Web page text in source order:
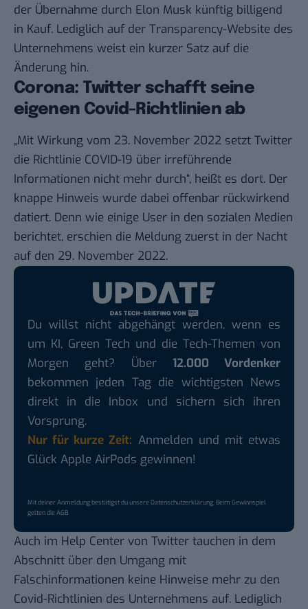
der Übernahme durch Elon Musk künftig billigend
in Kauf. Lediglich auf der Transparency-Website des
Unternehmens weist ein kurzer Satz auf die
Änderung hin.
Corona: Twitter schafft seine
eigenen Covid-Richtlinien ab
„Mit Wirkung vom 23. November 2022 setzt Twitter
die Richtlinie COVID-19 über irreführende
Informationen nicht mehr durch“, heißt es dort. Der
knappe Hinweis wurde dabei offenbar rückwirkend
datiert. Denn wie einige User in den sozialen Medien
berichtet, erschien die Meldung zuerst in der Nacht
auf den 29. November 2022.
Du willst nicht abgehängt werden, wenn es
um KI, Green Tech und die Tech-Themen von
Morgen geht? Über 12.000 Vordenker
bekommen jeden Tag die wichtigsten News
direkt in die Inbox und sichern sich ihren
Vorsprung.
Nur für kurze Zeit: Anmelden und mit etwas
Glück Apple AirPods gewinnen!
Mit deiner Anmeldung bestätigst du unsereDatenschutzerklärung. Beim Gewinnspiel
gelten dieAGB.
Auch im Help Center von Twitter tauchen in dem
Abschnitt über den Umgang mit
Falschinformationen keine Hinweise mehr zu den
Covid-Richtlinien des Unternehmens auf. Lediglich